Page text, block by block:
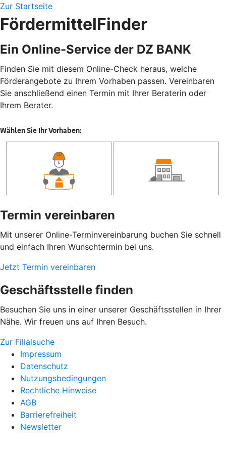
Zur Startseite
FördermittelFinder
Ein Online-Service der DZ BANK
Finden Sie mit diesem Online-Check heraus, welche
Förderangebote zu Ihrem Vorhaben passen. Vereinbaren
Sie anschließend einen Termin mit Ihrer Beraterin oder
Ihrem Berater.
Termin vereinbaren
Mit unserer Online-Terminvereinbarung buchen Sie schnell
und einfach Ihren Wunschtermin bei uns.
Jetzt Termin vereinbaren
Geschäftsstelle finden
Besuchen Sie uns in einer unserer Geschäftsstellen in Ihrer
Nähe. Wir freuen uns auf Ihren Besuch.
Zur Filialsuche
Impressum
Datenschutz
Nutzungsbedingungen
Rechtliche Hinweise
AGB
Barrierefreiheit
Newsletter